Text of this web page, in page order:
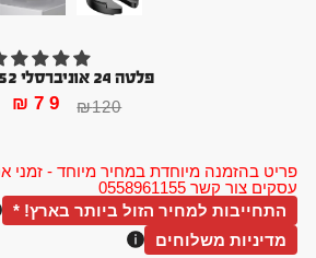
עסקים צור קשר 0558961155
פלטה 24 אוניברסלי 552
₪120
₪79
התחייבות למחיר הזול ביותר בארץ! *
מדיניות משלוחים